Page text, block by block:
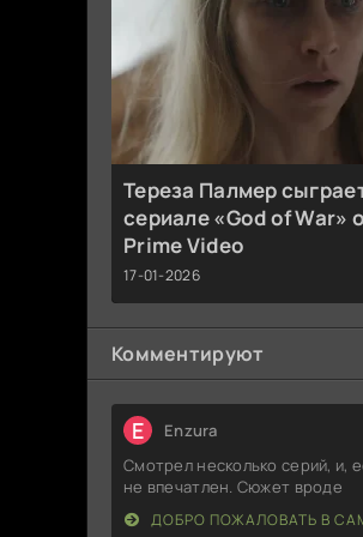
Тереза Палмер
сериале «God of War»
Prime Video
17-01-2026
Комментируют
E Enzura
Смотрел несколько серий, и,
не впечатлен. Сюжет вроде
ДОБРО ПОЖАЛОВАТЬ В